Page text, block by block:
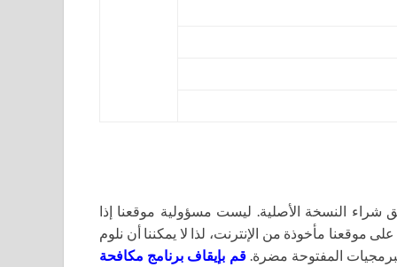
النسخة الأصلية. ليست مسؤولية موقعنا إذا
موقعنا مأخوذة من الإنترنت، لذا لا يمكننا أن نلوم
المفتوحة مضرة.قم بإيقاف برنامج مكافحة